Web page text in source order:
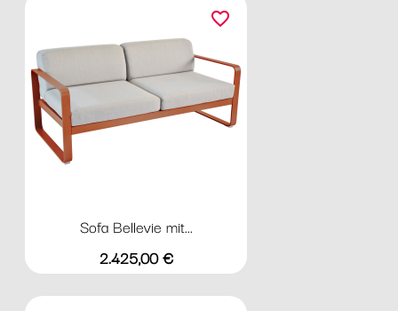
Sofa Bellevie mit...
Preis
2.425,00 €
favorite_border